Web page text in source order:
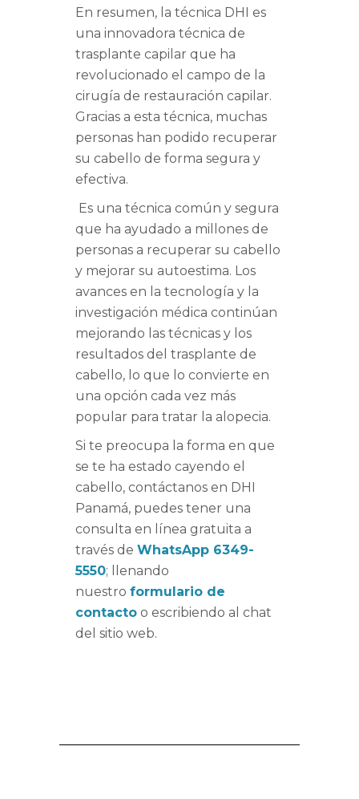
En resumen, la técnica DHI es
una innovadora técnica de
trasplante capilar que ha
revolucionado el campo de la
cirugía de restauración capilar.
Gracias a esta técnica, muchas
personas han podido recuperar
su cabello de forma segura y
efectiva.
Es una técnica común y segura
que ha ayudado a millones de
personas a recuperar su cabello
y mejorar su autoestima. Los
avances en la tecnología y la
investigación médica continúan
mejorando las técnicas y los
resultados del trasplante de
cabello, lo que lo convierte en
una opción cada vez más
popular para tratar la alopecia.
Si te preocupa la forma en que
se te ha estado cayendo el
cabello, contáctanos en DHI
Panamá, puedes tener una
consulta en línea gratuita a
través de WhatsApp 6349-
5550; llenando
nuestro formulario de
contacto o escribiendo al chat
del sitio web.